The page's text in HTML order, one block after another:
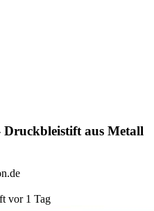
aus Metall
vor 1 Tag